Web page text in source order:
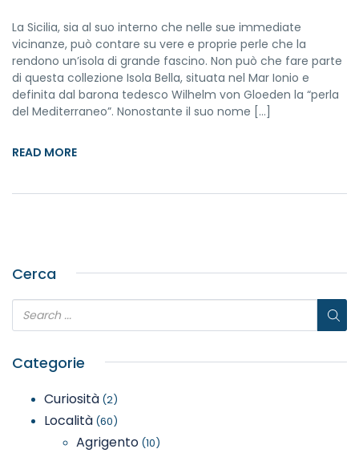
La Sicilia, sia al suo interno che nelle sue immediate
vicinanze, può contare su vere e proprie perle che la
rendono un’isola di grande fascino. Non può che fare parte
di questa collezione Isola Bella, situata nel Mar Ionio e
definita dal barona tedesco Wilhelm von Gloeden la “perla
del Mediterraneo”. Nonostante il suo nome […]
READ MORE
Cerca
Categorie
Curiosità (2)
Località (60)
Agrigento (10)